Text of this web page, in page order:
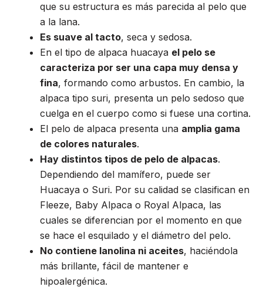
que su estructura es más parecida al pelo que
a la lana.
Es suave al tacto, seca y sedosa.
En el tipo de alpaca huacaya el pelo se
caracteriza por ser una capa muy densa y
fina, formando como arbustos. En cambio, la
alpaca tipo suri, presenta un pelo sedoso que
cuelga en el cuerpo como si fuese una cortina.
El pelo de alpaca presenta una amplia gama
de colores naturales.
Hay distintos tipos de pelo de alpacas.
Dependiendo del mamífero, puede ser
Huacaya o Suri. Por su calidad se clasifican en
Fleeze, Baby Alpaca o Royal Alpaca, las
cuales se diferencian por el momento en que
se hace el esquilado y el diámetro del pelo.
No contiene lanolina ni aceites, haciéndola
más brillante, fácil de mantener e
hipoalergénica.